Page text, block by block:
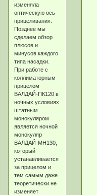
изменяла
оптическую ось
прицеливания.
Позднее мы
сделаем обзор
плюсов и
минусов каждого
типа насадки.
При работе с
коллиматорным
прицелом
ВАЛДАЙ-ПК120 в
ночных условиях
штатным
монокуляром
является ночной
монокуляр
ВАЛДАЙ-МН130,
который
устанавливается
за прицелом и
тем самым даже
теоретически не
изменяет